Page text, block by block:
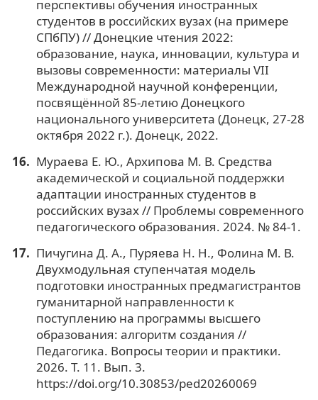
перспективы обучения иностранных
студентов в российских вузах (на примере
СПбПУ) // Донецкие чтения 2022:
образование, наука, инновации, культура и
вызовы современности: материалы VII
Международной научной конференции,
посвящённой 85-летию Донецкого
национального университета (Донецк, 27-28
октября 2022 г.). Донецк, 2022.
Мураева Е. Ю., Архипова М. В. Средства
академической и социальной поддержки
адаптации иностранных студентов в
российских вузах // Проблемы современного
педагогического образования. 2024. № 84-1.
Пичугина Д. А., Пуряева Н. Н., Фолина М. В.
Двухмодульная ступенчатая модель
подготовки иностранных предмагистрантов
гуманитарной направленности к
поступлению на программы высшего
образования: алгоритм создания //
Педагогика. Вопросы теории и практики.
2026. Т. 11. Вып. 3.
https://doi.org/10.30853/ped20260069